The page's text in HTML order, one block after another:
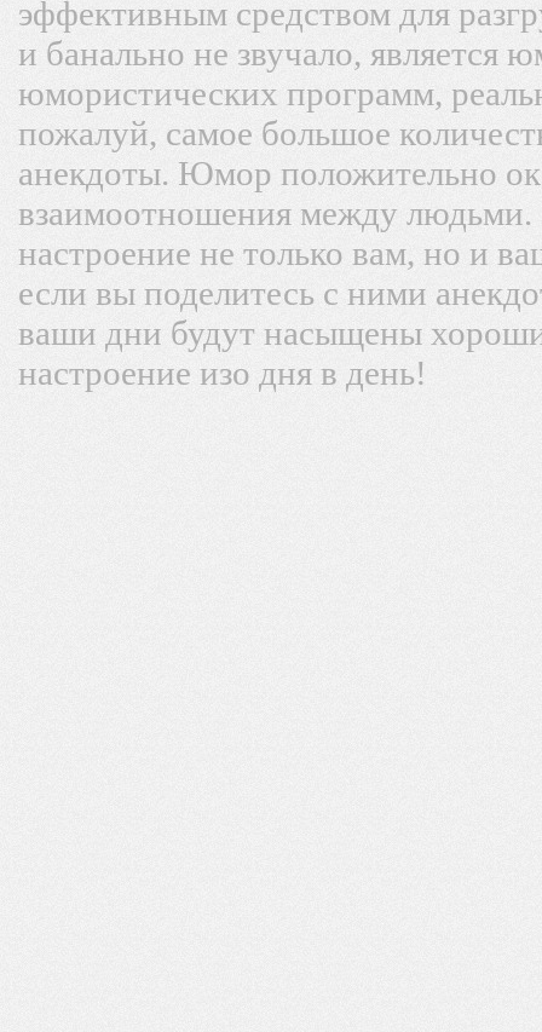
эффективным средством для
и банально не звучало, является
юмористических программ,
пожалуй, самое большое
анекдоты. Юмор положительно
взаимоотношения между
настроение не только вам, но и
если вы поделитесь с ними
ваши дни будут насыщены
настроение изо дня в день!